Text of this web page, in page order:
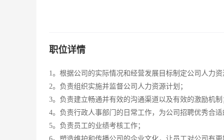
职位详情
1。根据公司的实际情况和经营发展目标制定公司人力资
2。负责组织实施并监督公司人力资源计划；
3。负责建立畅通并有效的沟通渠道以及有效的激励机制
4。负责行政人事部门的日常工作，为公司招聘优秀合
5。负责员工的业绩考核工作；